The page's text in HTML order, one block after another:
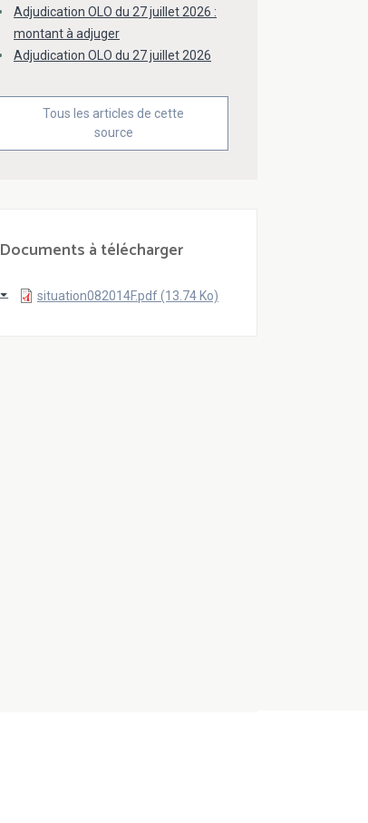
Adjudication OLO du 27 juillet 2026 :
montant à adjuger
Adjudication OLO du 27 juillet 2026
Tous les articles de cette
source
Documents à télécharger
situation082014F.pdf (13.74 Ko)